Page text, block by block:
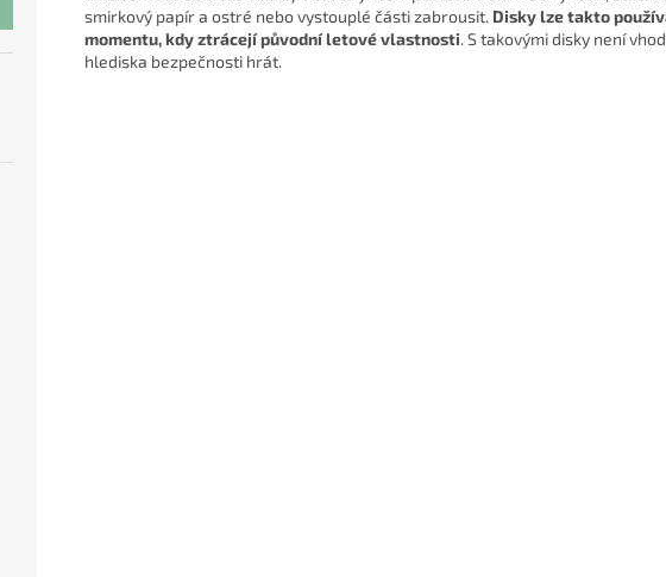
smirkový papír a ostré nebo vystouplé části zabrousit. Disky lze takto
momentu, kdy ztrácejí původní letové vlastnosti. S takovými disky není
hlediska bezpečnosti hrát.